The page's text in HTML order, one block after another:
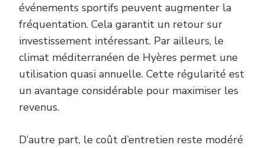
événements sportifs peuvent augmenter la
fréquentation. Cela garantit un retour sur
investissement intéressant. Par ailleurs, le
climat méditerranéen de Hyères permet une
utilisation quasi annuelle. Cette régularité est
un avantage considérable pour maximiser les
revenus.
D’autre part, le coût d’entretien reste modéré